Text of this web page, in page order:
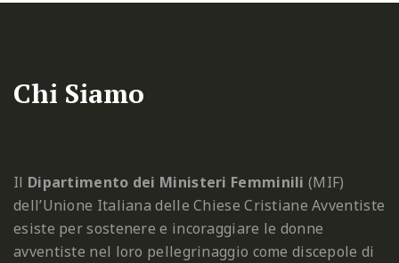
Chi Siamo
Il Dipartimento dei Ministeri Femminili (MIF)
dell’Unione Italiana delle Chiese Cristiane Avventiste
esiste per sostenere e incoraggiare le donne
avventiste nel loro pellegrinaggio come discepole di